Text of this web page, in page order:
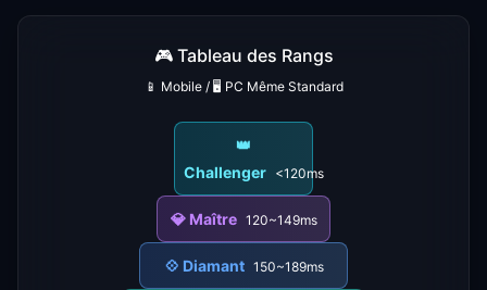
🎮 Tableau des Rangs
📱 Mobile / 🖥️ PC Même Standard
👑
Challenger <120ms
💎 Maître 120~149ms
💠 Diamant 150~189ms